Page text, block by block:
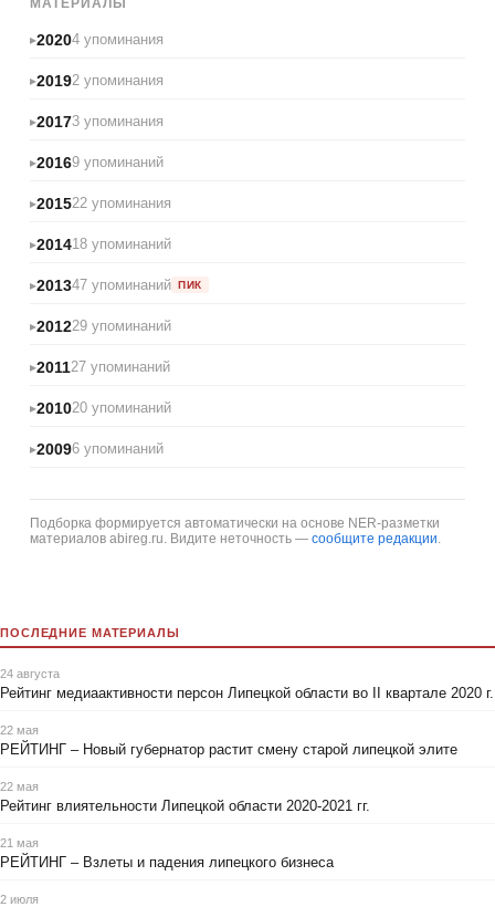
20204 упоминания
20192 упоминания
20173 упоминания
20169 упоминаний
201522 упоминания
201418 упоминаний
201347 упоминаний ПИК
201229 упоминаний
201127 упоминаний
201020 упоминаний
20096 упоминаний
Подборка формируется автоматически на основе NER-разметки
материалов abireg.ru. Видите неточность — сообщите редакции
ПОСЛЕДНИЕ МАТЕРИАЛЫ
24 августа
Рейтинг медиаактивности персон Липецкой области во II квартале 2020 г.
22 мая
РЕЙТИНГ – Новый губернатор растит смену старой липецкой элите
22 мая
Рейтинг влиятельности Липецкой области 2020-2021 гг.
21 мая
РЕЙТИНГ – Взлеты и падения липецкого бизнеса
2 июля